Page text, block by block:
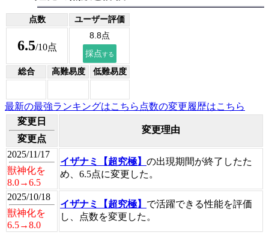
点数 ユーザー評価
6.5/10点
総合 高難易度 低難易度
最新の最強ランキングはこちら 点数の変更履歴はこちら
変更日
変更点
変更理由
2025/11/17
獣神化を
8.0→6.5
イザナミ【超究極】 の出現期間が終了したた
め、6.5点に変更した。
2025/10/18
獣神化を
6.5→8.0
イザナミ【超究極】 で活躍できる性能を評価
し、点数を変更した。